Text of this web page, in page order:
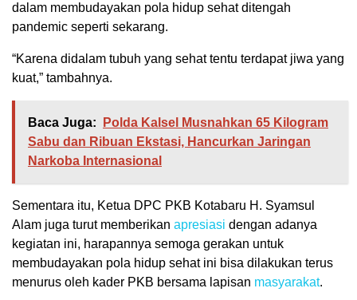
dalam membudayakan pola hidup sehat ditengah
pandemic seperti sekarang.
“Karena didalam tubuh yang sehat tentu terdapat jiwa yang
kuat,” tambahnya.
Baca Juga:
Polda Kalsel Musnahkan 65 Kilogram
Sabu dan Ribuan Ekstasi, Hancurkan Jaringan
Narkoba Internasional
Sementara itu, Ketua DPC PKB Kotabaru H. Syamsul
Alam juga turut memberikan apresiasi dengan adanya
kegiatan ini, harapannya semoga gerakan untuk
membudayakan pola hidup sehat ini bisa dilakukan terus
menurus oleh kader PKB bersama lapisan masyarakat.